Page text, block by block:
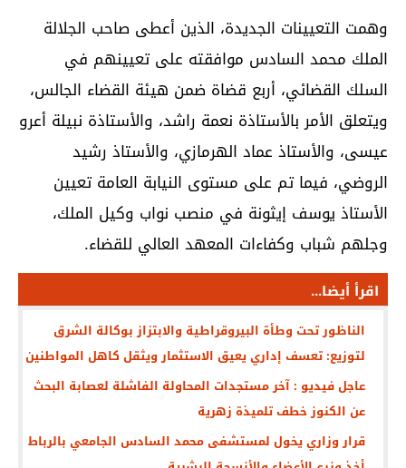
وهمت التعيينات الجديدة، الذين أعطى صاحب الجلالة
الملك محمد السادس موافقته على تعيينهم في
السلك القضائي، أربع قضاة ضمن هيئة القضاء الجالس،
ويتعلق الأمر بالأستاذة نعمة راشد، والأستاذة نبيلة أعرو
عيسى، والأستاذ عماد الهرمازي، والأستاذ رشيد
الروضي، فيما تم على مستوى النيابة العامة تعيين
الأستاذ يوسف إيثونة في منصب نواب وكيل الملك،
وجلهم شباب وكفاءات المعهد العالي للقضاء.
اقرأ أيضا...
الناظور تحت وطأة البيروقراطية والابتزاز بوكالة الشرق
لتوزيع: تعسف إداري يعيق الاستثمار ويثقل كاهل المواطنين
عاجل فيديو : آخر مستجدات المحاولة الفاشلة لعصابة البحث
عن الكنوز خطف تلميذة زهرية
قرار وزاري يخول لمستشفى محمد السادس الجامعي بالرباط